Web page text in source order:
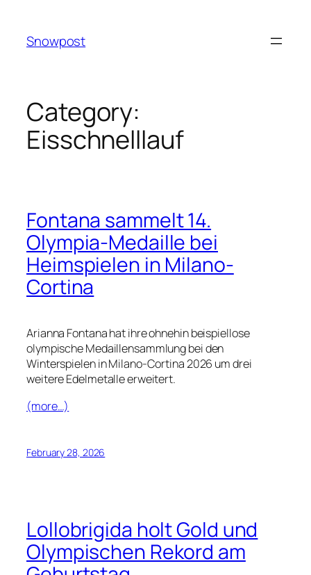
content
Snowpost
Category:
Eisschnelllauf
Fontana sammelt 14.
Olympia-Medaille bei
Heimspielen in Milano-
Cortina
Arianna Fontana hat ihre ohnehin beispiellose
olympische Medaillensammlung bei den
Winterspielen in Milano-Cortina 2026 um drei
weitere Edelmetalle erweitert.
(more…)
February 28, 2026
Lollobrigida holt Gold und
Olympischen Rekord am